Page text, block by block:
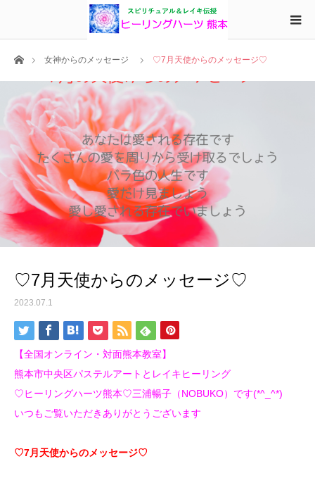
ホーム女神からのメッセージ ♡7月天使からのメッセージ♡
♡7月天使からのメッセージ♡
2023.07.1
【全国オンライン・対面熊本教室】
熊本市中央区パステルアートとレイキヒーリング
♡ヒーリングハーツ熊本♡三浦暢子（NOBUKO）です(*^_^*)
いつもご覧いただきありがとうございます
♡7月天使からのメッセージ♡